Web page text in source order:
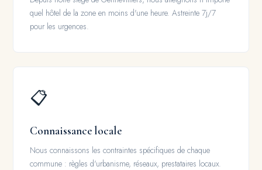
quel hôtel de la zone en moins d'une heure. Astreinte 7j/7
pour les urgences.
📋
Connaissance locale
Nous connaissons les contraintes spécifiques de chaque
commune : règles d'urbanisme, réseaux, prestataires locaux.